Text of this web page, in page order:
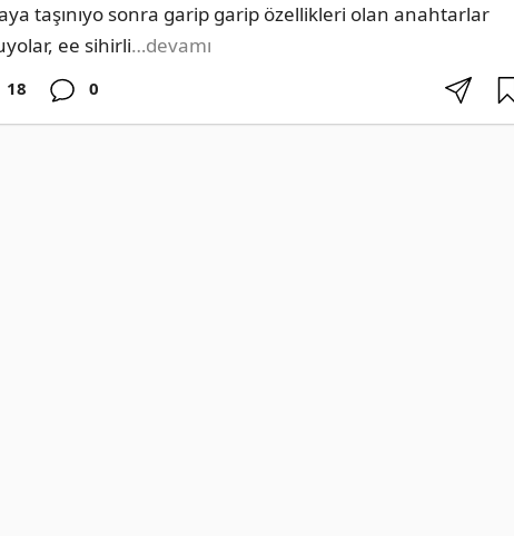
taşınıyo sonra garip garip özellikleri olan anahtarlar
ee sihirli…devamı
18 0